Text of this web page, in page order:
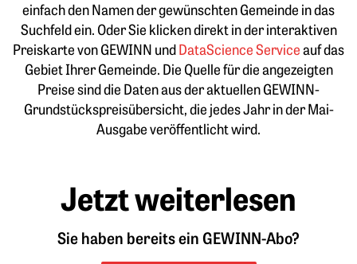
einfach den Namen der gewünschten Gemeinde in das
Suchfeld ein. Oder Sie klicken direkt in der interaktiven
Preiskarte von GEWINN undDataScience Serviceauf das
Gebiet Ihrer Gemeinde. Die Quelle für die angezeigten
Preise sind die Daten aus der aktuellen GEWINN-
Grundstückspreisübersicht, die jedes Jahr in der Mai-
Ausgabe veröffentlicht wird.
Jetzt weiterlesen
Sie haben bereits ein GEWINN-Abo?